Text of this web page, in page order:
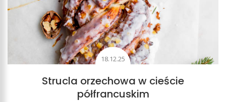
18.12.25
Strucla orzechowa w cieście
półfrancuskim